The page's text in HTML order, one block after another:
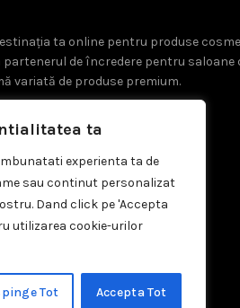
ta
experienta ta de
sau continut personalizat
Dand click pe 'Accepta
utilizarea cookie-urilor
Tot Accepta Tot
ta online pentru produse
de încredere pentru saloane
variată de produse premium.